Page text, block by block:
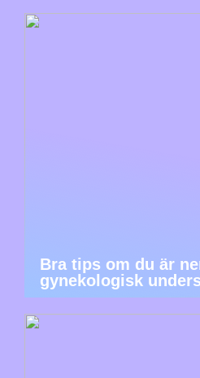
Bra tips om du är
gynekologisk